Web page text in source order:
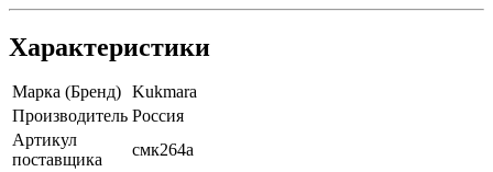
Характеристики
Марка (Бренд) Kukmara
Производитель Россия
Артикул
поставщика
смк264а